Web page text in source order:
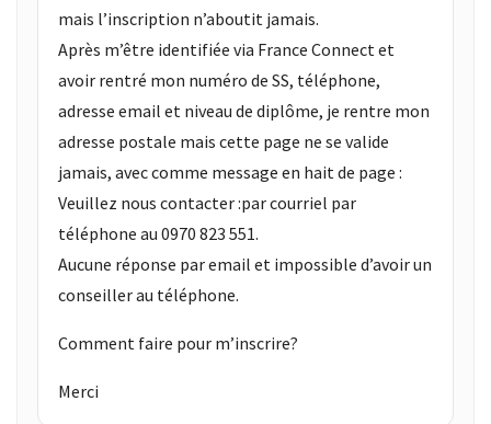
mais l’inscription n’aboutit jamais.
Après m’être identifiée via France Connect et
avoir rentré mon numéro de SS, téléphone,
adresse email et niveau de diplôme, je rentre mon
adresse postale mais cette page ne se valide
jamais, avec comme message en hait de page :
Veuillez nous contacter :par courriel par
téléphone au 0970 823 551.
Aucune réponse par email et impossible d’avoir un
conseiller au téléphone.
Comment faire pour m’inscrire?
Merci